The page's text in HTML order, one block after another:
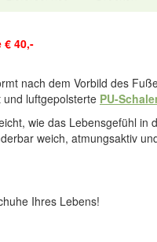
€ 40,-
nach dem Vorbild des
luftgepolsterte PU-
wie das Lebensgefühl
weich, atmungsaktiv
Ihres Lebens!